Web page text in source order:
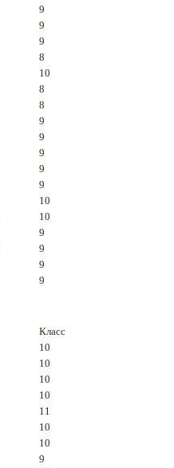
9
9
9
8
10
8
8
9
9
9
9
9
10
10
9
9
9
9
Класс
10
10
10
10
11
10
10
9